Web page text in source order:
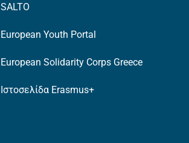
SALTO
European Youth Portal
European Solidarity Corps Greece
Ιστοσελίδα Erasmus+